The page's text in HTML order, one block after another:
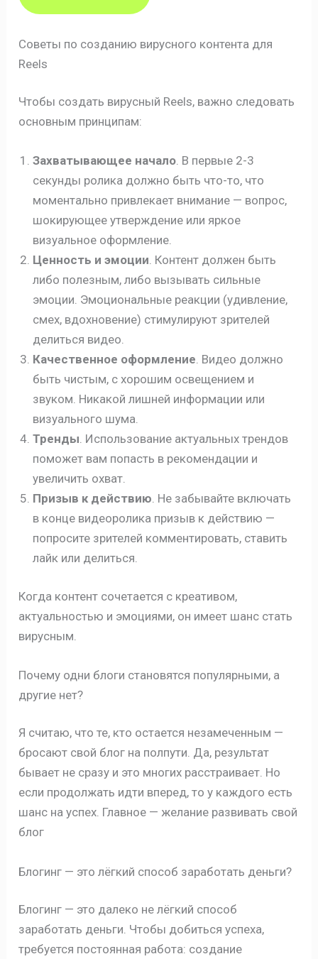
Советы по созданию вирусного контента для
Reels
Чтобы создать вирусный Reels, важно следовать
основным принципам:
Захватывающее начало. В первые 2-3
секунды ролика должно быть что-то, что
моментально привлекает внимание — вопрос,
шокирующее утверждение или яркое
визуальное оформление.
Ценность и эмоции. Контент должен быть
либо полезным, либо вызывать сильные
эмоции. Эмоциональные реакции (удивление,
смех, вдохновение) стимулируют зрителей
делиться видео.
Качественное оформление. Видео должно
быть чистым, с хорошим освещением и
звуком. Никакой лишней информации или
визуального шума.
Тренды. Использование актуальных трендов
поможет вам попасть в рекомендации и
увеличить охват.
Призыв к действию. Не забывайте включать
в конце видеоролика призыв к действию —
попросите зрителей комментировать, ставить
лайк или делиться.
Когда контент сочетается с креативом,
актуальностью и эмоциями, он имеет шанс стать
вирусным.
Почему одни блоги становятся популярными, а
другие нет?
Я считаю, что те, кто остается незамеченным —
бросают свой блог на полпути. Да, результат
бывает не сразу и это многих расстраивает. Но
если продолжать идти вперед, то у каждого есть
шанс на успех. Главное — желание развивать свой
блог
Блогинг — это лёгкий способ заработать деньги?
Блогинг — это далеко не лёгкий способ
заработать деньги. Чтобы добиться успеха,
требуется постоянная работа: создание